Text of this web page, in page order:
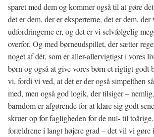
sparet med dem og kommer også til at gøre
det er dem, der er eksperterne, det er dem, der
udfordringerne er, og det er vi selvfølgelig
overfor. Og med børneudspillet, der sætter
noget af dét, som er aller-allervigtigst i vores
børn og også at give vores børn et rigtigt godt
vi, fordi vi ved, at det er der også simpelthen
med, men også god logik, der tilsiger –
barndom er afgørende for at klare sig godt
skruer op for fagligheden for de nul- til
forældrene i langt højere grad – det vil vi gøre i